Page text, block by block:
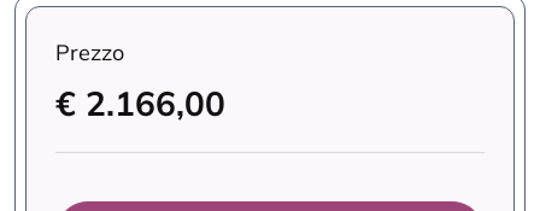
Prezzo
€ 2.166,00